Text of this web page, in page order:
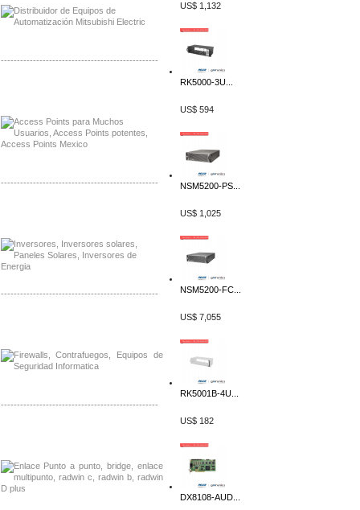
-------------------------------------------------
-------------------------------------------------
-------------------------------------------------
-------------------------------------------------
US$ 1,132
RK5000-3U...
US$ 594
NSM5200-PS...
US$ 1,025
NSM5200-FC...
US$ 7,055
RK5001B-4U...
US$ 182
DX8108-AUD...